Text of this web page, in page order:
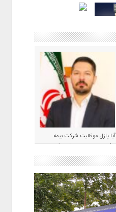
آیا پازل موفقیت شرکت بیمه
حکمت صبا در سال ۱۴۰۵ کامل می
شود؟!